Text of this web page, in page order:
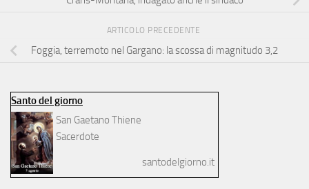
ARTICOLO PRECEDENTE
Foggia, terremoto nel Gargano: la scossa di magnitudo 3,2
Santo del giorno
San Gaetano Thiene
Sacerdote
santodelgiorno.it